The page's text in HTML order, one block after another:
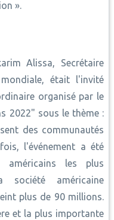
».
Alissa, Secrétaire
était l'invité
organisé par le
2022" sous le thème :
des communautés
l'événement a été
les plus
société américaine
plus de 90 millions.
et la plus importante